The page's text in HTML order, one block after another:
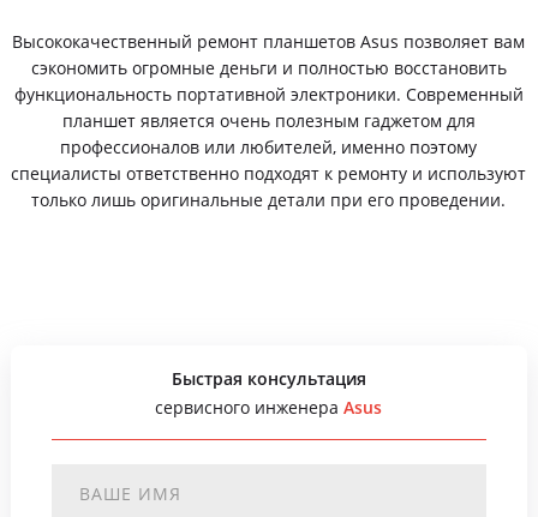
Высококачественный ремонт планшетов Asus позволяет вам
сэкономить огромные деньги и полностью восстановить
функциональность портативной электроники. Современный
планшет является очень полезным гаджетом для
профессионалов или любителей, именно поэтому
специалисты ответственно подходят к ремонту и используют
только лишь оригинальные детали при его проведении.
Быстрая консультация
сервисного инженераAsus